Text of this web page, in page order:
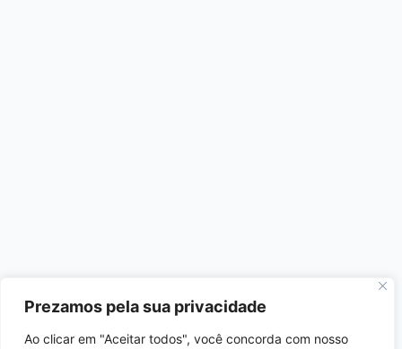
Prezamos pela sua privacidade
Ao clicar em "Aceitar todos", você concorda com nosso